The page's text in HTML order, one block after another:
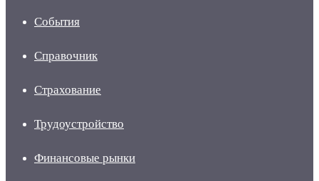
События
Справочник
Страхование
Трудоустройство
Финансовые рынки